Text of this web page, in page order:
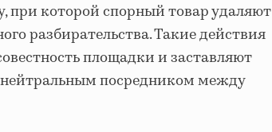
при которой спорный товар удаляют
разбирательства. Такие действия
площадки и заставляют
нейтральным посредником между